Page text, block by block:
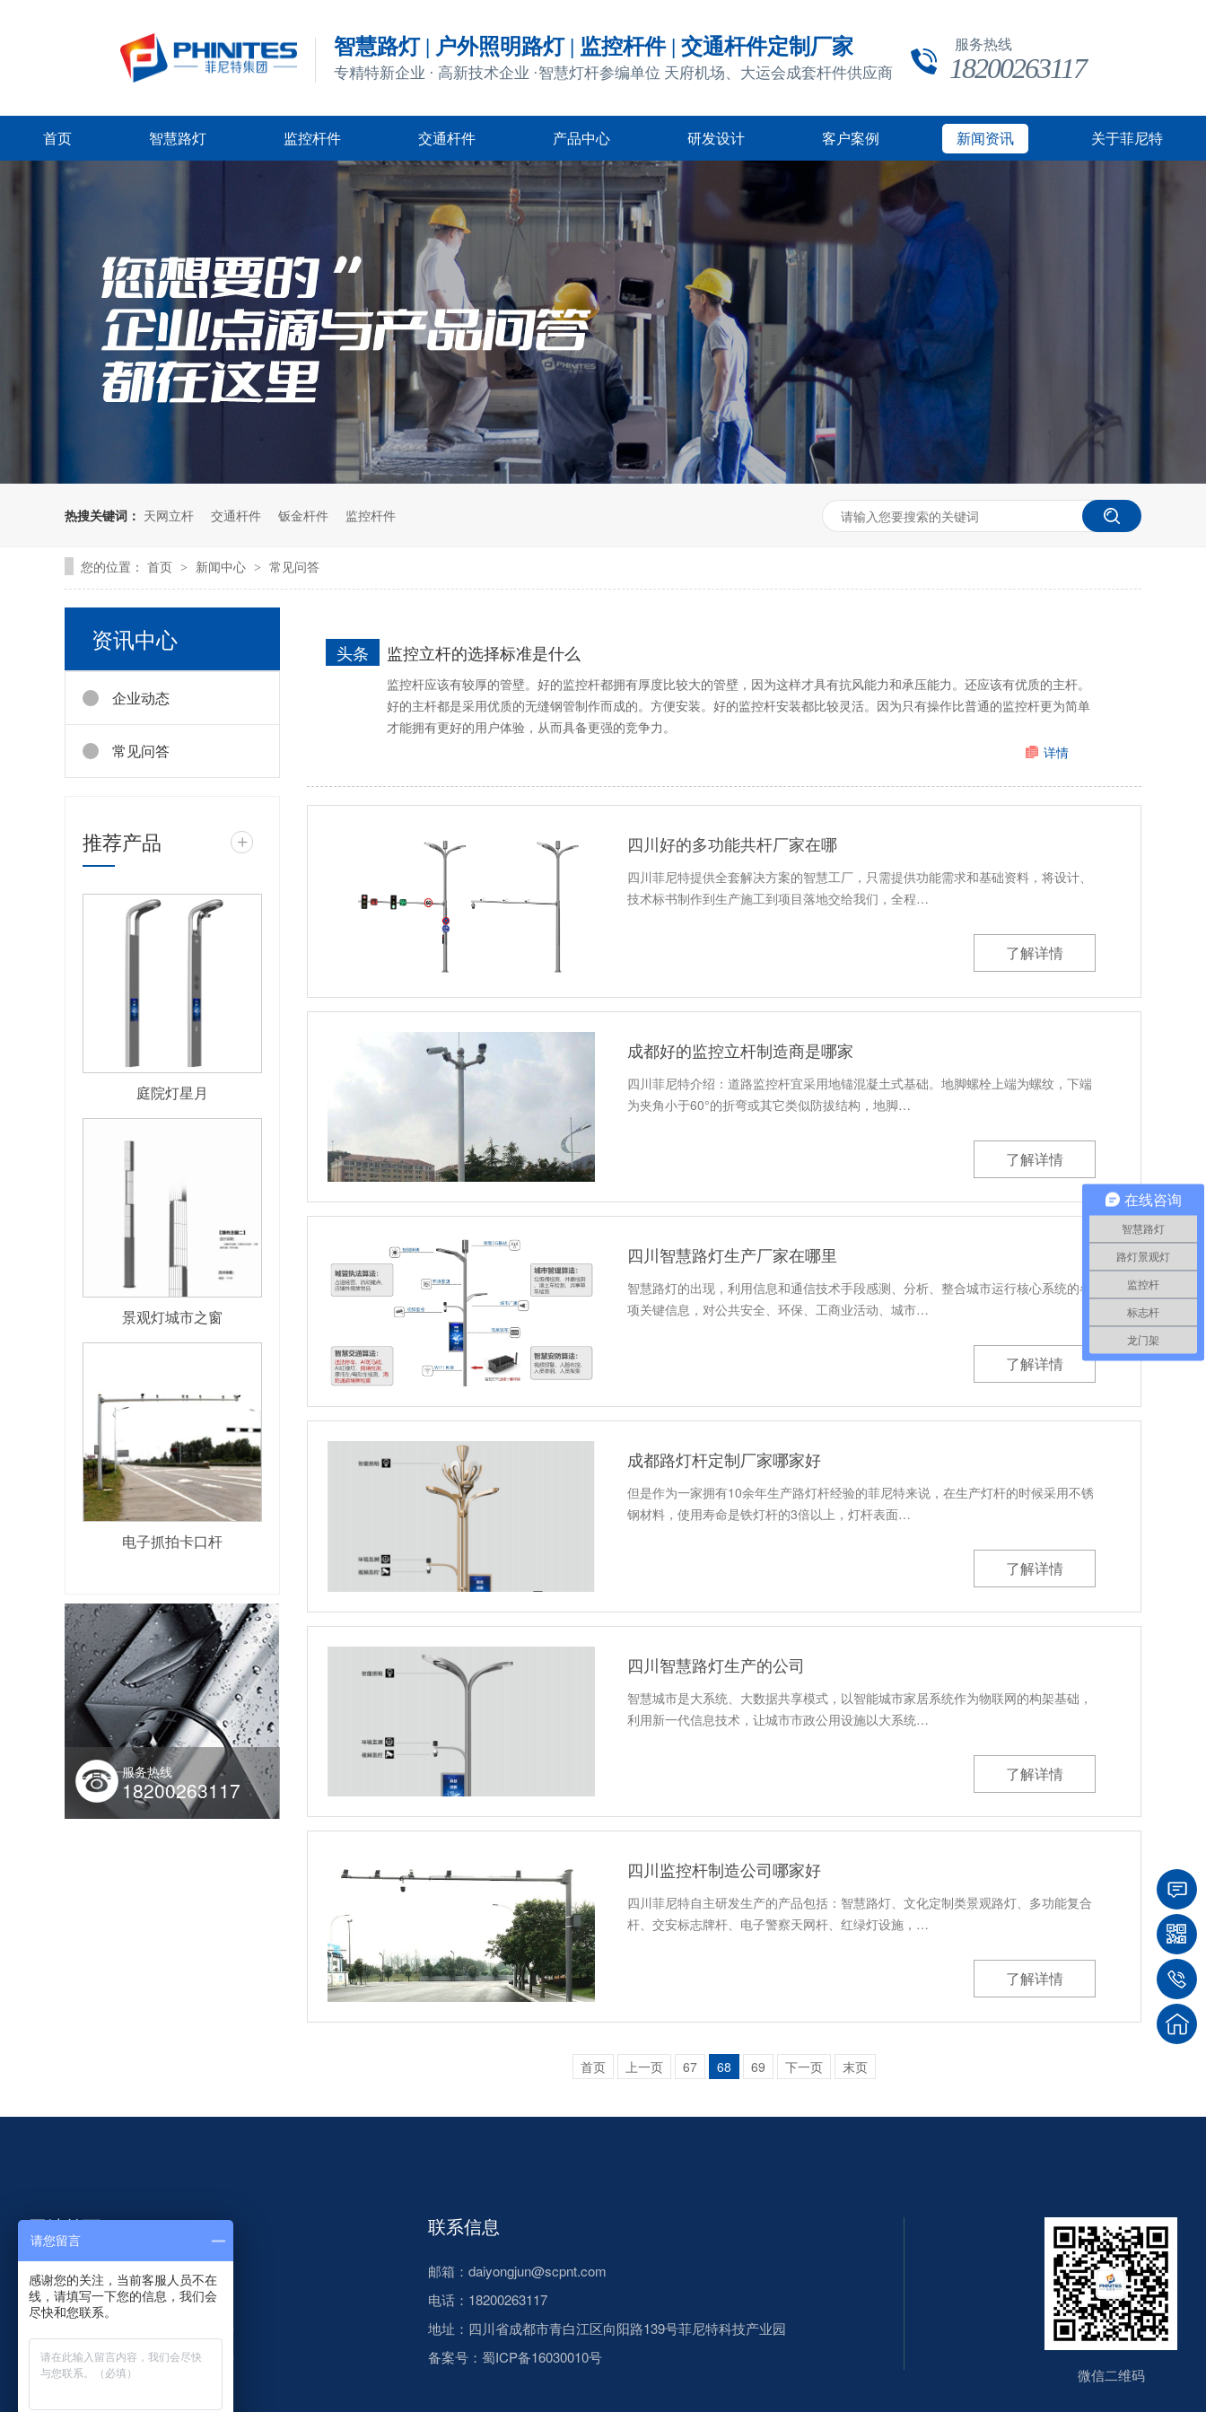
智慧路灯 | 户外照明路灯 | 监控杆件 | 交通杆件定制厂家
专精特新企业 · 高新技术企业 ·智慧灯杆参编单位 天府机场、大运会成套杆件供应商
服务热线
18200263117
首页 智慧路灯 监控杆件 交通杆件 产品中心 研发设计 客户案例 新闻资讯 关于菲尼特
热搜关键词： 天网立杆 交通杆件 钣金杆件 监控杆件
您的位置： 首页 > 新闻中心 > 常见问答
监控立杆的选择标准是什么
头条
监控杆应该有较厚的管壁。好的监控杆都拥有厚度比较大的管壁，因为这样才具有抗风能力和承压能力。还应该有优质的主杆。
好的主杆都是采用优质的无缝钢管制作而成的。方便安装。好的监控杆安装都比较灵活。因为只有操作比普通的监控杆更为简单
才能拥有更好的用户体验，从而具备更强的竞争力。
详情
四川好的多功能共杆厂家在哪
四川菲尼特提供全套解决方案的智慧工厂，只需提供功能需求和基础资料，将设计、
技术标书制作到生产施工到项目落地交给我们，全程…
了解详情
成都好的监控立杆制造商是哪家
四川菲尼特介绍：道路监控杆宜采用地锚混凝土式基础。地脚螺栓上端为螺纹，下端
为夹角小于60°的折弯或其它类似防拔结构，地脚…
了解详情
四川智慧路灯生产厂家在哪里
智慧路灯的出现，利用信息和通信技术手段感测、分析、整合城市运行核心系统的各
项关键信息，对公共安全、环保、工商业活动、城市…
了解详情
成都路灯杆定制厂家哪家好
但是作为一家拥有10余年生产路灯杆经验的菲尼特来说，在生产灯杆的时候采用不锈
钢材料，使用寿命是铁灯杆的3倍以上，灯杆表面…
了解详情
四川智慧路灯生产的公司
智慧城市是大系统、大数据共享模式，以智能城市家居系统作为物联网的构架基础，
利用新一代信息技术，让城市市政公用设施以大系统…
了解详情
四川监控杆制造公司哪家好
四川菲尼特自主研发生产的产品包括：智慧路灯、文化定制类景观路灯、多功能复合
杆、交安标志牌杆、电子警察天网杆、红绿灯设施，…
了解详情
首页 上一页 67 68 69 下一页 末页
资讯中心
企业动态
常见问答
推荐产品 +
庭院灯星月
景观灯城市之窗
电子抓拍卡口杆
服务热线
18200263117
网站首页
智慧共杆
研发设计
监控杆件
客户案例
关于菲尼特
产品中心
联系菲尼特
联系信息
邮箱：daiyongjun@scpnt.com
电话：18200263117
地址：四川省成都市青白江区向阳路139号菲尼特科技产业园
备案号： 蜀ICP备16030010号
微信二维码
在线咨询
智慧路灯
路灯景观灯
监控杆
标志杆
龙门架
请您留言
感谢您的关注，当前客服人员不在
线，请填写一下您的信息，我们会
尽快和您联系。